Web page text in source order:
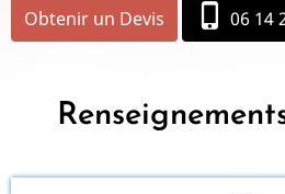
Obtenir un Devis phone_iphone 06 14